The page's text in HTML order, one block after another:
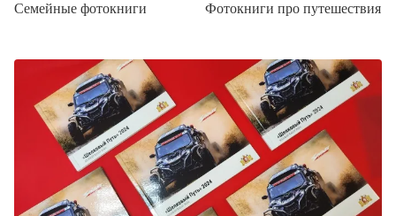
Семейные фотокниги Фотокниги про путешествия